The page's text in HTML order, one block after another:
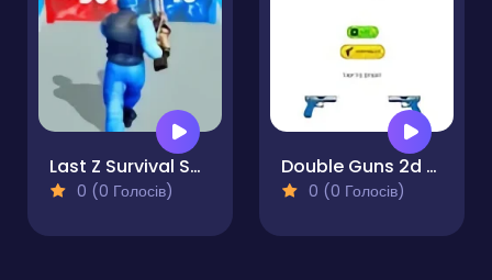
Last Z Survival Shooter
0 (0 Голосів)
Double Guns 2d Hit
0 (0 Голосів)